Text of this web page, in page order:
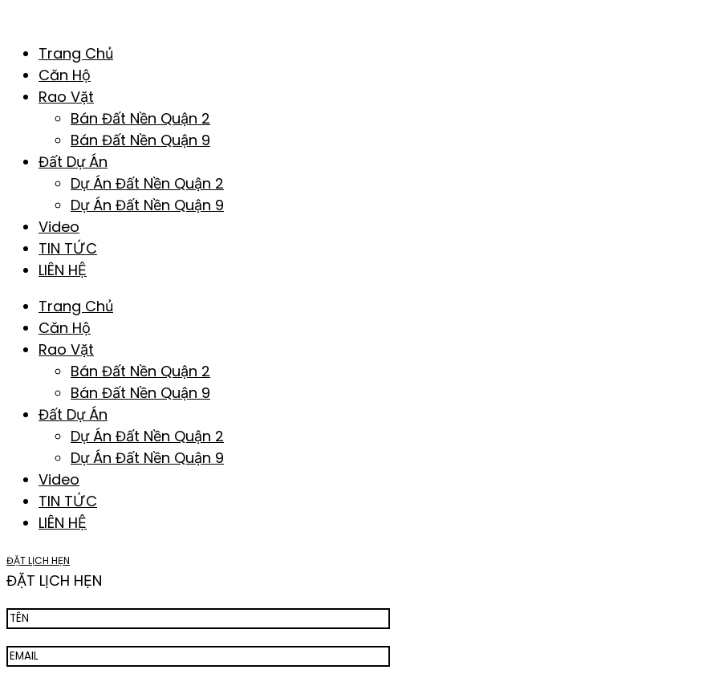
Trang Chủ
Căn Hộ
Rao Vặt
Bán Đất Nền Quận 2
Bán Đất Nền Quận 9
Đất Dự Án
Dự Án Đất Nền Quận 2
Dự Án Đất Nền Quận 9
Video
TIN TỨC
LIÊN HỆ
Trang Chủ
Căn Hộ
Rao Vặt
Bán Đất Nền Quận 2
Bán Đất Nền Quận 9
Đất Dự Án
Dự Án Đất Nền Quận 2
Dự Án Đất Nền Quận 9
Video
TIN TỨC
LIÊN HỆ
ĐẶT LỊCH HẸN
ĐẶT LỊCH HẸN